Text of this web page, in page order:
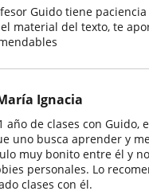
Guido tiene
material del texto, te
Ignacia
año de clases con
uno busca aprender y
muy bonito entre él y
personales. Lo
clases con él.